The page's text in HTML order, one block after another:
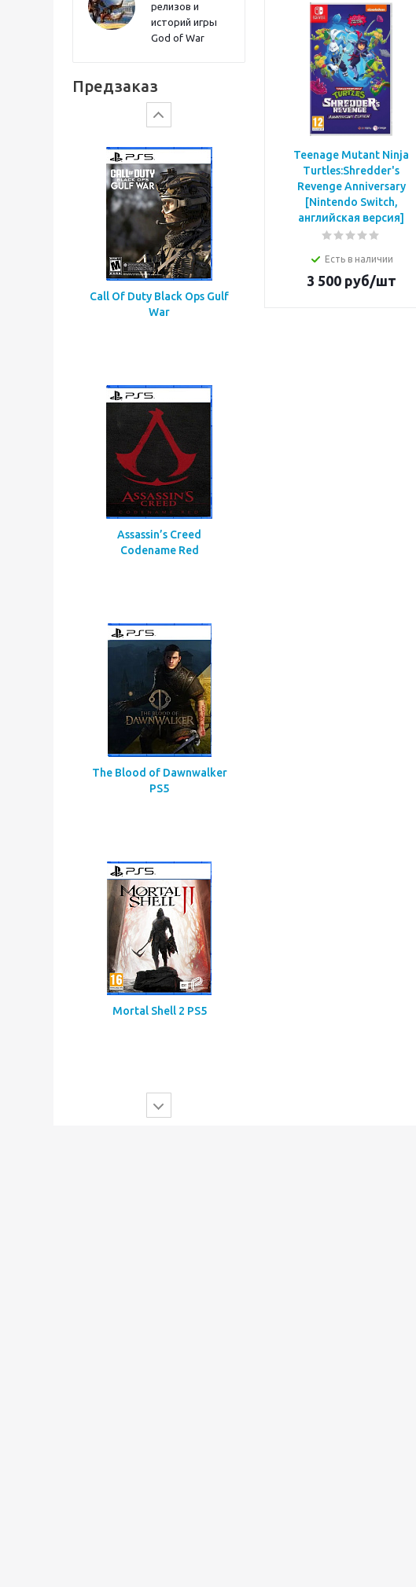
релизов и
историй игры
God of War
Предзаказ
Call Of Duty Black Ops Gulf
War
Assassin’s Creed
Codename Red
The Blood of Dawnwalker
PS5
Mortal Shell 2 PS5
Teenage Mutant Ninja
Turtles:Shredder's
Revenge Anniversary
[Nintendo Switch,
английская версия]
Есть в наличии
3 500руб/шт